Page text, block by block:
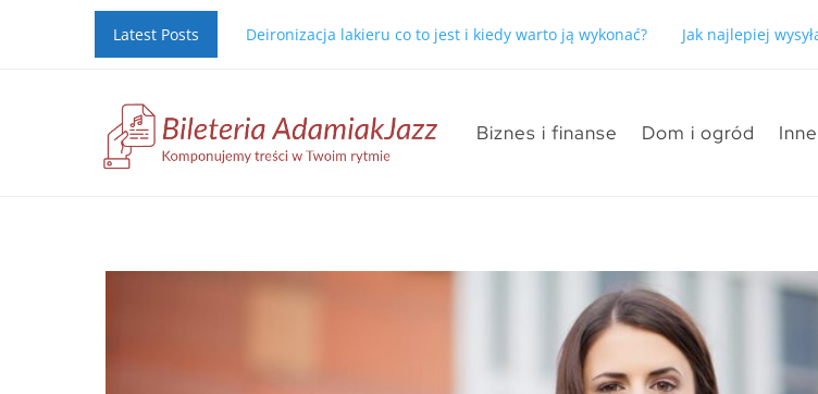
Latest Posts Deironizacja lakieru co to jest i kiedy warto ją wykonać? Jak najlepiej
Biznes i finanse Dom i ogród Inne